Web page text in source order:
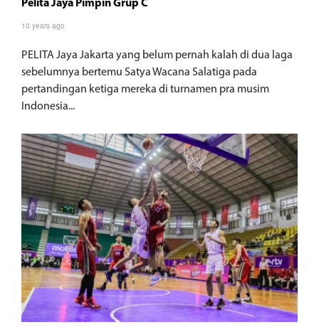
Pelita Jaya Pimpin Grup C
10 years ago
PELITA Jaya Jakarta yang belum pernah kalah di dua laga
sebelumnya bertemu Satya Wacana Salatiga pada
pertandingan ketiga mereka di turnamen pra musim
Indonesia...